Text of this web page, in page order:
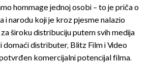
hommage jednoj osobi – to je priča o
i narodu koji je kroz pjesme nalazio
široku distribuciju putem svih medija
domaći distributer, Blitz Film i Video
komercijalni potencijal filma.